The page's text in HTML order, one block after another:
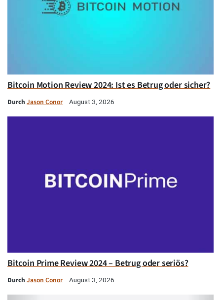
Bitcoin Motion Review 2024: Ist es Betrug oder sicher?
Durch Jason Conor August 3, 2026
Bitcoin Prime Review 2024 – Betrug oder seriös?
Durch Jason Conor August 3, 2026